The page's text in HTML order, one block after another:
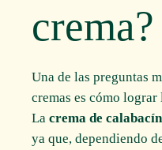
crema?
Una de las preguntas
cremas es cómo lograr
Lacrema de calabacín
ya que, dependiendo